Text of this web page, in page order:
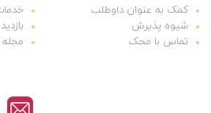
کمک به عنوان داوطلب
شیوه پذیرش
تماس با محک